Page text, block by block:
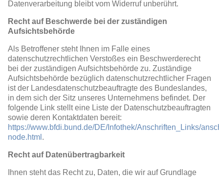
Datenverarbeitung bleibt vom Widerruf unberührt.
Recht auf Beschwerde bei der zuständigen
Aufsichtsbehörde
Als Betroffener steht Ihnen im Falle eines
datenschutzrechtlichen Verstoßes ein Beschwerderecht
bei der zuständigen Aufsichtsbehörde zu. Zuständige
Aufsichtsbehörde bezüglich datenschutzrechtlicher Fragen
ist der Landesdatenschutzbeauftragte des Bundeslandes,
in dem sich der Sitz unseres Unternehmens befindet. Der
folgende Link stellt eine Liste der Datenschutzbeauftragten
sowie deren Kontaktdaten bereit:
https://www.bfdi.bund.de/DE/Infothek/Anschriften_Links/
node.html .
Recht auf Datenübertragbarkeit
Ihnen steht das Recht zu, Daten, die wir auf Grundlage